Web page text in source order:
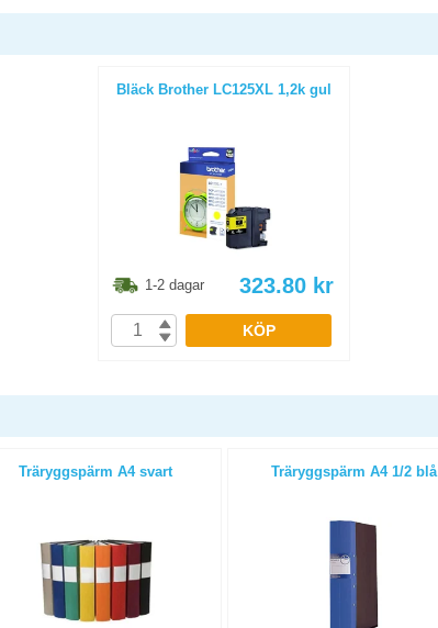
Bläck Brother LC125XL 1,2k gul
1-2 dagar 323.80 kr
KÖP
Träryggspärm A4 svart Träryggspärm A4 1/2 blå